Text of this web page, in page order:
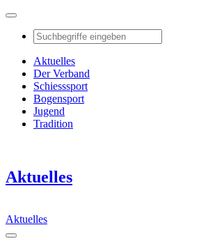
Aktuelles
Der Verband
Schiesssport
Bogensport
Jugend
Tradition
Aktuelles
Aktuelles